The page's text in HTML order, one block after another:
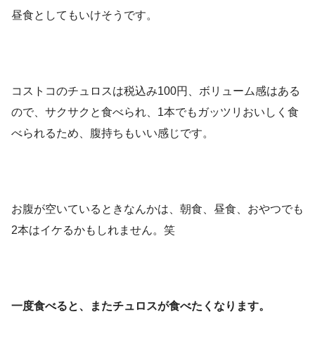
昼食としてもいけそうです。
コストコのチュロスは税込み100円、ボリューム感はある
ので、サクサクと食べられ、1本でもガッツリおいしく食
べられるため、腹持ちもいい感じです。
お腹が空いているときなんかは、朝食、昼食、おやつでも
2本はイケるかもしれません。笑
一度食べると、またチュロスが食べたくなります。